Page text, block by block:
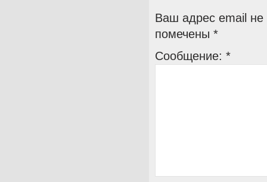
Ваш адрес email не
помечены *
Сообщение: *